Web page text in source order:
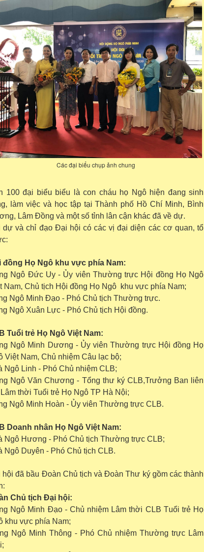
Các đại biểu chụp ảnh chung
100 đại biểu biểu là con cháu họ Ngô hiện đang sinh
làm việc và học tập tại Thành phố Hồ Chí Minh, Bình
Lâm Đồng và một số tỉnh lân cận khác đã về dự.
dự và chỉ đạo Đại hội có các vị đại diện các cơ quan, tổ
đồng Họ Ngô khu vực phía Nam:
Ngô Đức Uy - Ủy viên Thường trực Hội đồng Họ Ngô
Nam, Chủ tịch Hội đồng Họ Ngô khu vực phía Nam;
Ngô Minh Đạo - Phó Chủ tịch Thường trực.
Ngô Xuân Lực - Phó Chủ tịch Hội đồng.
Tuổi trẻ Họ Ngô Việt Nam:
Ngô Minh Dương - Ủy viên Thường trực Hội đồng Họ
Việt Nam, Chủ nhiệm Câu lạc bộ;
Ngô Linh - Phó Chủ nhiệm CLB;
Ngô Văn Chương - Tổng thư ký CLB,Trưởng Ban liên
Lâm thời Tuổi trẻ Họ Ngô TP Hà Nội;
Ngô Minh Hoàn - Ủy viên Thường trực CLB.
Doanh nhân Họ Ngô Việt Nam:
Ngô Hương - Phó Chủ tịch Thường trực CLB;
Ngô Duyên - Phó Chủ tịch CLB.
đã bầu Đoàn Chủ tịch và Đoàn Thư ký gồm các thành
C hủ tịch Đại hội:
Ngô Minh Đạo - Chủ nhiệm Lâm thời CLB Tuổi trẻ Họ
khu vực phía Nam;
Ngô Minh Thông - Phó Chủ nhiệm Thường trực Lâm
;